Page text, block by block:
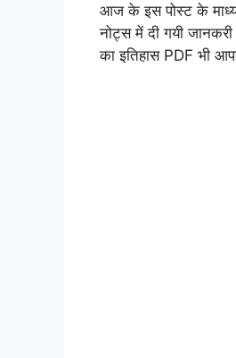
आज के इस पोस्ट के
नोट्स में दी गयी
का इतिहास PDF भी